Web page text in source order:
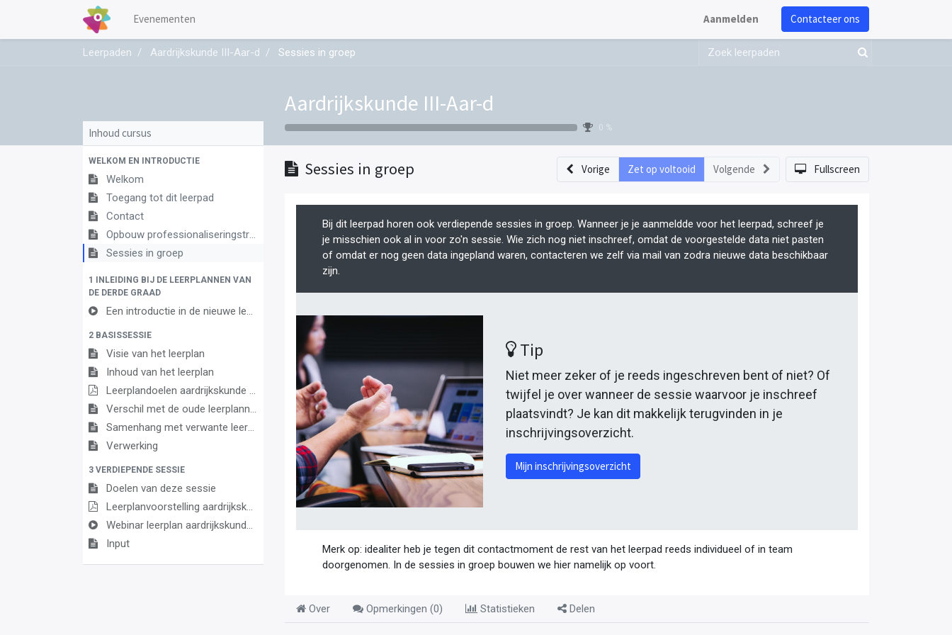
Evenementen Aanmelden Contacteer ons
Leerpaden Aardrijkskunde III-Aar-d Sessies in groep
Aardrijkskunde III-Aar-d
0 %
Inhoud cursus
WELKOM EN INTRODUCTIE
Welkom
Toegang tot dit leerpad
Contact
Opbouw professionaliseringstraject
Sessies in groep
1 INLEIDING BIJ DE LEERPLANNEN VAN
DE DERDE GRAAD
Een introductie in de nieuwe leerplannen van de derde graad
2 BASISSESSIE
Visie van het leerplan
Inhoud van het leerplan
Leerplandoelen aardrijkskunde 3de graad D
Verschil met de oude leerplannen
Samenhang met verwante leerplannen
Verwerking
3 VERDIEPENDE SESSIE
Doelen van deze sessie
Leerplanvoorstelling aardrijkskunde D
Webinar leerplan aardrijkskunde 3de graad D finaliteit 20230511 190310 Opname van vergadering
Input
Sessies in groep Vorige Zet op voltooid Volgende Fullscreen
Bij dit leerpad horen ook verdiepende sessies in groep. Wanneer je je aanmeldde voor het leerpad, schreef je
je misschien ook al in voor zo'n sessie. Wie zich nog niet inschreef, omdat de voorgestelde data niet pasten
of omdat er nog geen data ingepland waren, contacteren we zelf via mail van zodra nieuwe data beschikbaar
zijn.
Tip
Niet meer zeker of je reeds ingeschreven bent of niet? Of
twijfel je over wanneer de sessie waarvoor je inschreef
plaatsvindt? Je kan dit makkelijk terugvinden in je
inschrijvingsoverzicht.
Mijn inschrijvingsoverzicht
Merk op: idealiter heb je tegen dit contactmoment de rest van het leerpad reeds individueel of in team
doorgenomen. In de sessies in groep bouwen we hier namelijk op voort.
Over Opmerkingen (0) Statistieken Delen